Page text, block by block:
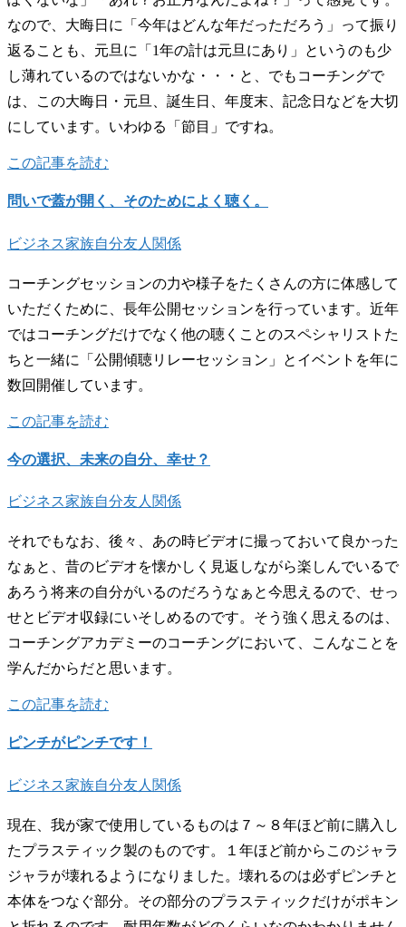
なので、大晦日に「今年はどんな年だっただろう」って振り
返ることも、元旦に「1年の計は元旦にあり」というのも少
し薄れているのではないかな・・・と、でもコーチングで
は、この大晦日・元旦、誕生日、年度末、記念日などを大切
にしています。いわゆる「節目」ですね。
この記事を読む
問いで蓋が開く、そのためによく聴く。
ビジネス家族自分友人関係
コーチングセッションの力や様子をたくさんの方に体感して
いただくために、長年公開セッションを行っています。近年
ではコーチングだけでなく他の聴くことのスペシャリストた
ちと一緒に「公開傾聴リレーセッション」とイベントを年に
数回開催しています。
この記事を読む
今の選択、未来の自分、幸せ？
ビジネス家族自分友人関係
それでもなお、後々、あの時ビデオに撮っておいて良かった
なぁと、昔のビデオを懐かしく見返しながら楽しんでいるで
あろう将来の自分がいるのだろうなぁと今思えるので、せっ
せとビデオ収録にいそしめるのです。そう強く思えるのは、
コーチングアカデミーのコーチングにおいて、こんなことを
学んだからだと思います。
この記事を読む
ピンチがピンチです！
ビジネス家族自分友人関係
現在、我が家で使用しているものは７～８年ほど前に購入し
たプラスティック製のものです。１年ほど前からこのジャラ
ジャラが壊れるようになりました。壊れるのは必ずピンチと
本体をつなぐ部分。その部分のプラスティックだけがポキン